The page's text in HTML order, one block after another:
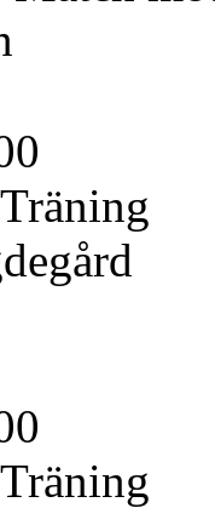
Träning
Träning